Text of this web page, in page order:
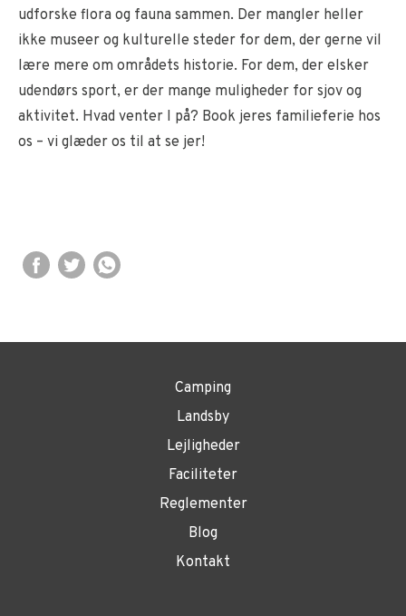
udforske flora og fauna sammen. Der mangler heller
ikke museer og kulturelle steder for dem, der gerne vil
lære mere om områdets historie. For dem, der elsker
udendørs sport, er der mange muligheder for sjov og
aktivitet. Hvad venter I på? Book jeres familieferie hos
os – vi glæder os til at se jer!
Camping
Landsby
Lejligheder
Faciliteter
Reglementer
Blog
Kontakt